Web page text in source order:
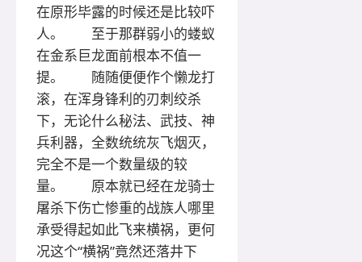
在原形毕露的时候还是比较吓
人。 至于那群弱小的蝼蚁
在金系巨龙面前根本不值一
提。 随随便便作个懒龙打
滚，在浑身锋利的刃刺绞杀
下，无论什么秘法、武技、神
兵利器，全数统统灰飞烟灭，
完全不是一个数量级的较
量。 原本就已经在龙骑士
屠杀下伤亡惨重的战族人哪里
承受得起如此飞来横祸，更何
况这个“横祸”竟然还落井下